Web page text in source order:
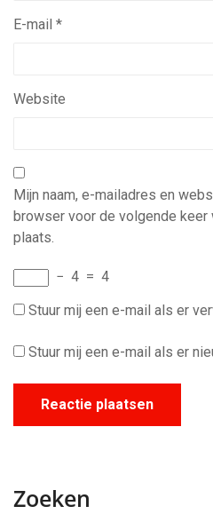
E-mail *
Website
Mijn naam, e-mailadres en
browser voor de volgende keer
plaats.
− 4 = 4
Stuur mij een e-mail als er
Stuur mij een e-mail als er
Zoeken